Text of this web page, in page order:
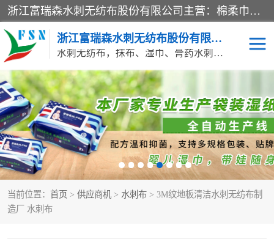
浙江富瑞森水刺无纺布股份有限公司主营：棉柔巾水刺无纺布、水刺布、水刺无纺布、膏药水刺无纺布、清洁抹布、湿巾、针刺无纺布、珍珠纹水刺无纺布、无纺布清洁抹布等产品。浙江富瑞森水刺无纺布股份有限公司积倡导由工程师全面负责生产工艺、产品质量检测的管理模式，通过ISO9001质量体系认证。
浙江富瑞森水刺无纺布股份有限公司
水刺无纺布，抹布、湿巾、膏药水刺无纺布、棉柔巾水刺无纺布、水刺布
当前位置： 首页 > 供应商机 > 水刺布 > 3M纹地板清洁水刺无纺布制
造厂 水刺布
水刺布 巴布贴水刺布
PVC革基布 无纺布清洁抹布
防护口罩帽子床单 抗菌等功能性产品
多种清洁尘掸 珍珠纹水刺无纺布